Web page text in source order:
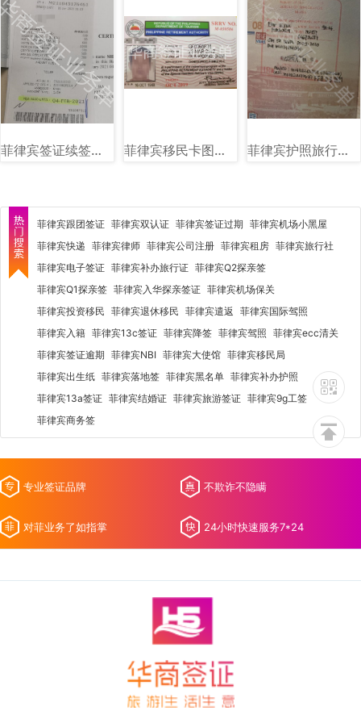
菲律宾签证续签图片样式讲解 菲律宾移民卡图片样式讲解 菲律宾护照旅行证盖章图片样式
菲律宾跟团签证 菲律宾双认证 菲律宾签证过期 菲律宾机场小黑屋
菲律宾快递 菲律宾律师 菲律宾公司注册 菲律宾租房 菲律宾旅行社
菲律宾电子签证 菲律宾补办旅行证 菲律宾Q2探亲签
菲律宾Q1探亲签 菲律宾入华探亲签证 菲律宾机场保关
菲律宾投资移民 菲律宾退休移民 菲律宾遣返 菲律宾国际驾照
菲律宾入籍 菲律宾13c签证 菲律宾降签 菲律宾驾照 菲律宾ecc清关
菲律宾签证逾期 菲律宾NBI 菲律宾大使馆 菲律宾移民局
菲律宾出生纸 菲律宾落地签 菲律宾黑名单 菲律宾补办护照
菲律宾13a签证 菲律宾结婚证 菲律宾旅游签证 菲律宾9g工签
菲律宾商务签
专业签证品牌 不欺诈不隐瞒
对菲业务了如指掌 24小时快速服务7*24